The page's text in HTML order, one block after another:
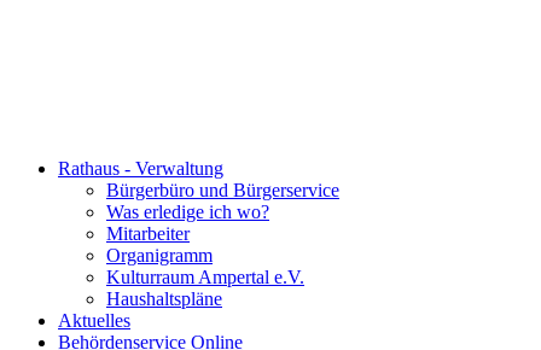
Rathaus - Verwaltung
Bürgerbüro und Bürgerservice
Was erledige ich wo?
Mitarbeiter
Organigramm
Kulturraum Ampertal e.V.
Haushaltspläne
Aktuelles
Behördenservice Online